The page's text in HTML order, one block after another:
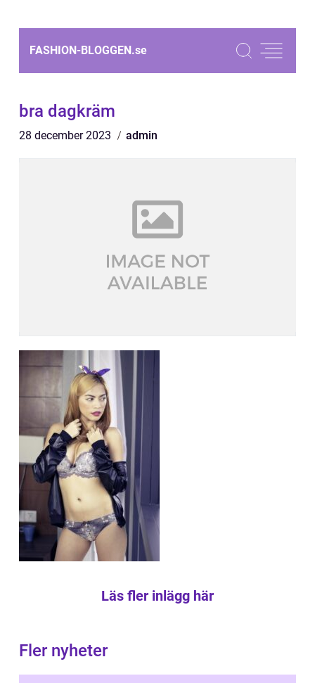
FASHION-BLOGGEN.se
bra dagkräm
28 december 2023 admin
Läs fler inlägg här
Fler nyheter